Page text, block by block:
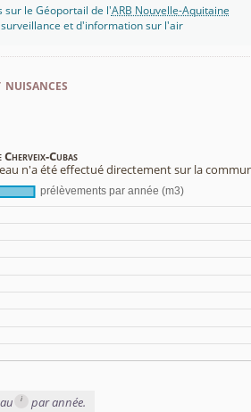
sur le Géoportail de l'ARB Nouvelle-Aquitaine
surveillance et d'information sur l'air
Cherveix-Cubas
n'a été effectué directement sur la
i par année.